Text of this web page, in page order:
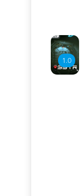
1.0